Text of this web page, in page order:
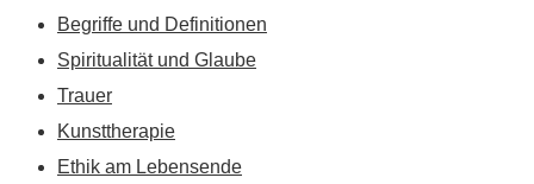
Begriffe und Definitionen
Spiritualität und Glaube
Trauer
Kunsttherapie
Ethik am Lebensende